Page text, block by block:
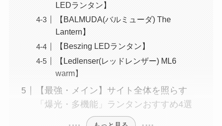
LEDランタン】
【BALMUDA(バルミューダ) The
Lantern】
【Beszing LEDランタン】
【Ledlenser(レッドレンザー) ML6
warm】
【最強・メイン】サイト全体を照らす
「爆光・多機能」ランタンおすすめ4選